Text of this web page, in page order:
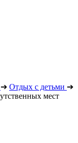
➔ Отдых с детьми ➔
мест